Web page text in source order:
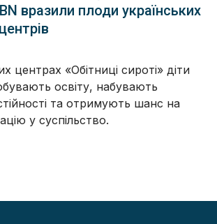
вразили плоди українських
центрах «Обітниці сироті» діти
освіту, набувають
та отримують шанс на
у суспільство.